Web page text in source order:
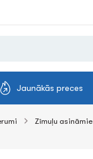
Jaunākās preces
Zīmuļu asināmie